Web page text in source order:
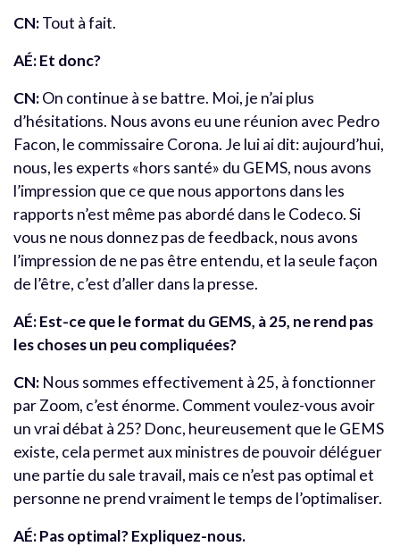
CN:Tout à fait.
AÉ: Et donc?
CN:On continue à se battre. Moi, je n’ai plus
d’hésitations. Nous avons eu une réunion avec Pedro
Facon, le commissaire Corona. Je lui ai dit: aujourd’hui,
nous, les experts «hors santé» du GEMS, nous avons
l’impression que ce que nous apportons dans les
rapports n’est même pas abordé dans le Codeco. Si
vous ne nous donnez pas de feedback, nous avons
l’impression de ne pas être entendu, et la seule façon
de l’être, c’est d’aller dans la presse.
AÉ: Est-ce que le format du GEMS, à 25, ne rend pas
les choses un peu compliquées?
CN: Nous sommes effectivement à 25, à fonctionner
par Zoom, c’est énorme. Comment voulez-vous avoir
un vrai débat à 25? Donc, heureusement que le GEMS
existe, cela permet aux ministres de pouvoir déléguer
une partie du sale travail, mais ce n’est pas optimal et
personne ne prend vraiment le temps de l’optimaliser.
AÉ: Pas optimal? Expliquez-nous.